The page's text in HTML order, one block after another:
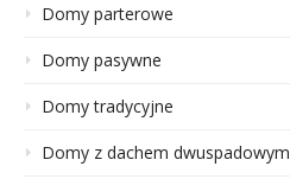
Domy parterowe
Domy pasywne
Domy tradycyjne
Domy z dachem dwuspadowym